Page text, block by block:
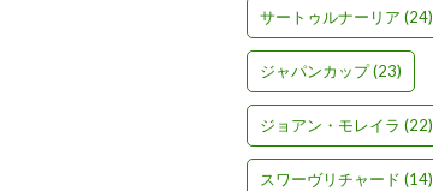
サートゥルナーリア (24)
ジャパンカップ(23)
ジョアン・モレイラ (22)
スワーヴリチャード (14)